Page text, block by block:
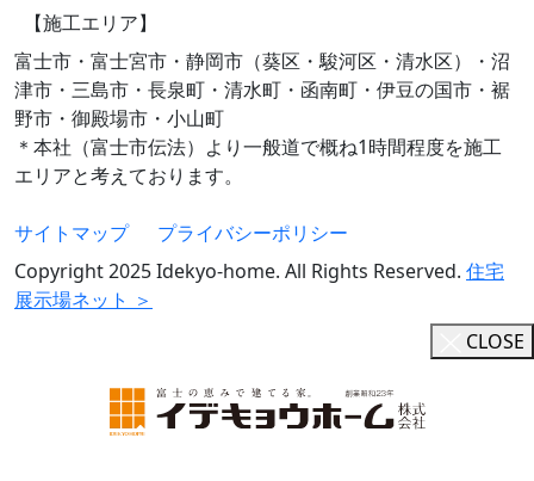
【施工エリア】
富士市・富士宮市・静岡市（葵区・駿河区・清水区）・沼
津市・三島市・長泉町・清水町・函南町・伊豆の国市・裾
野市・御殿場市・小山町
＊本社（富士市伝法）より一般道で概ね1時間程度を施工
エリアと考えております。
サイトマップ
プライバシーポリシー
Copyright 2025 Idekyo-home. All Rights Reserved. 住宅
展示場ネット ＞
CLOSE